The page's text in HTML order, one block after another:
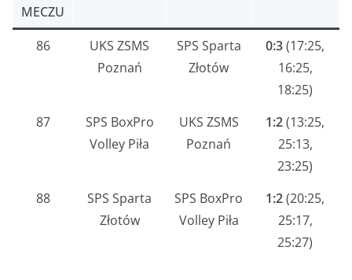
MECZU
86
UKS ZSMS
Poznań
SPS Sparta
Złotów
0:3(17:25,
16:25,
18:25)
87
SPS BoxPro
Volley Piła
UKS ZSMS
Poznań
1:2(13:25,
25:13,
23:25)
88
SPS Sparta
Złotów
SPS BoxPro
Volley Piła
1:2(20:25,
25:17,
25:27)